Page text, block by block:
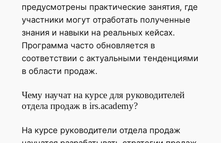
предусмотрены практические занятия, где
участники могут отработать полученные
знания и навыки на реальных кейсах.
Программа часто обновляется в
соответствии с актуальными тенденциями
в области продаж.
Чему научат на курсе для руководителей
отдела продаж в irs.academy?
На курсе руководители отдела продаж